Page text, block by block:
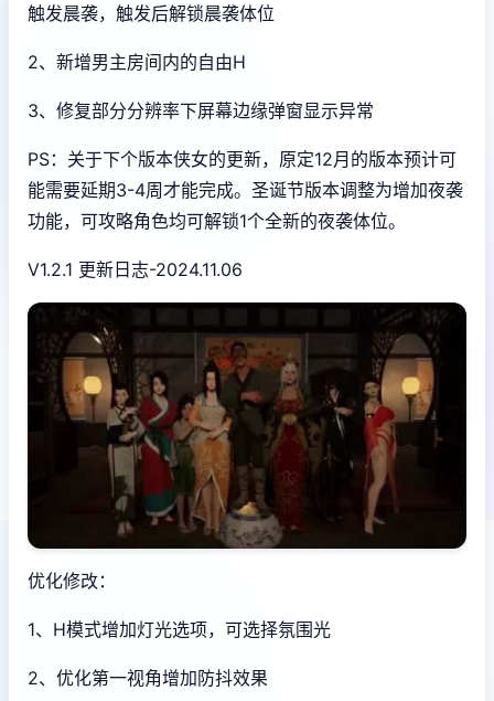
触发晨袭，触发后解锁晨袭体位
2、新增男主房间内的自由H
3、修复部分分辨率下屏幕边缘弹窗显示异常
PS：关于下个版本侠女的更新，原定12月的版本预计可
能需要延期3-4周才能完成。圣诞节版本调整为增加夜袭
功能，可攻略角色均可解锁1个全新的夜袭体位。
V1.2.1 更新日志-2024.11.06
优化修改：
1、H模式增加灯光选项，可选择氛围光
2、优化第一视角增加防抖效果